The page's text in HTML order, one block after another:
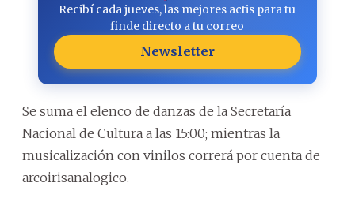
Recibí cada jueves, las mejores actis para tu
finde directo a tu correo
Newsletter
Se suma el elenco de danzas de la Secretaría
Nacional de Cultura a las 15:00; mientras la
musicalización con vinilos correrá por cuenta de
arcoirisanalogico.